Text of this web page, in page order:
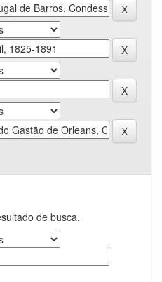
de busca.